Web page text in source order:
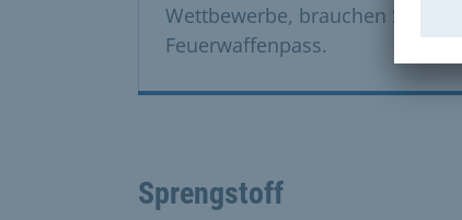
Wettbewerbe, brauchen Sie
Feuerwaffenpass.
Sprengstoff